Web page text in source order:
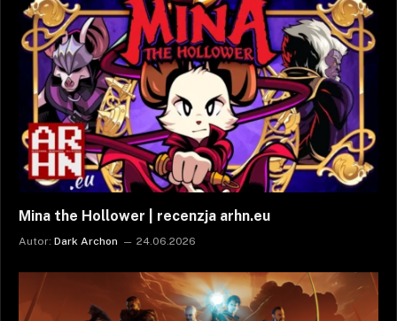
Mina the Hollower | recenzja arhn.eu
Autor: Dark Archon 24.06.2026